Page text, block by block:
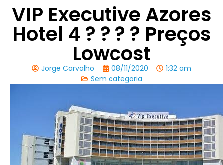
VIP Executive Azores
Hotel 4 ? ? ? ? Preços
Lowcost
Jorge Carvalho 08/11/2020
1:32 am
Sem categoria